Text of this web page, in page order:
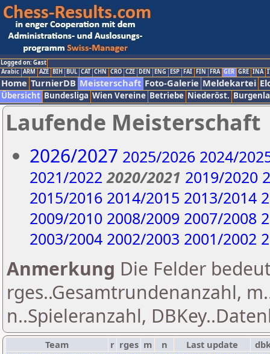
Logged on: Gast
Arabic ARM AZE BIH BUL CAT CHN CRO CZE DEN ENG ESP FAI FIN FRA GER GRE INA
Home TurnierDB Meisterschaft Foto-Galerie Meldekartei
Übersicht Bundesliga Wien Vereine Betriebe Niederöst.
Laufende Meisterschaft
2026/2027 2025/2026 2024/
2021/2022 2020/2021 2019/2020
2015/2016 2014/2015 2013/2014
2009/2010 2008/2009 2007/2008
2003/2004 2002/2003 2001/2002
Anmerkung Die Felder
rges..Gesamtrundenanzahl,
n..Spieleranzahl,
Team r rges m n Last update